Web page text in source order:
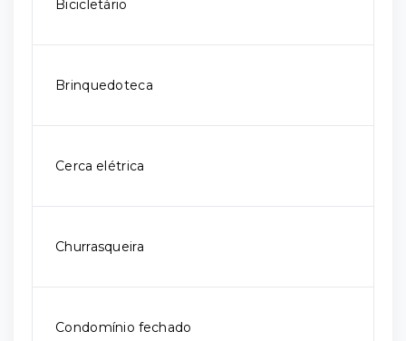
Bicicletário
Brinquedoteca
Cerca elétrica
Churrasqueira
Condomínio fechado